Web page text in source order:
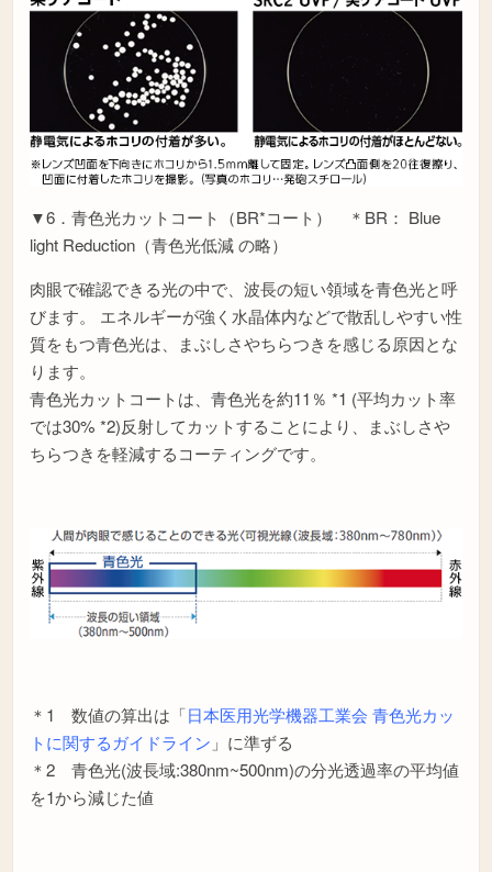
▼6．青色光カットコート（BR*コート） ＊BR： Blue
light Reduction（青色光低減 の略）
肉眼で確認できる光の中で、波長の短い領域を青色光と呼
びます。 エネルギーが強く水晶体内などで散乱しやすい性
質をもつ青色光は、まぶしさやちらつきを感じる原因とな
ります。
青色光カットコートは、青色光を約11％ *1 (平均カット率
では30% *2)反射してカットすることにより、まぶしさや
ちらつきを軽減するコーティングです。
＊1 数値の算出は「日本医用光学機器工業会 青色光カッ
トに関するガイドライン 」に準ずる
＊2 青色光(波長域:380nm~500nm)の分光透過率の平均値
を1から減じた値